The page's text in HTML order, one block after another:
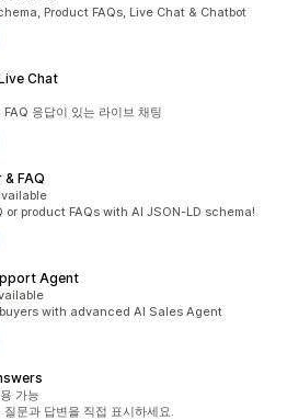
Product FAQs, Live Chat & Chatbot
Chat
응답이 있는 라이브 채팅
FAQ
or product FAQs with AI JSON-LD schema!
Agent
with advanced AI Sales Agent
가능
문과 답변을 직접 표시하세요.